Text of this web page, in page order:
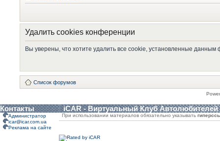
Удалить cookies конференции
Вы уверены, что хотите удалить все cookie, установленные
Список форумов
Контакты iCAR - Виртуальный Клуб Автолюбителей
Администратор
icar@icar.com.ua
Реклама на сайте
При использовании материалов обязательно указывать